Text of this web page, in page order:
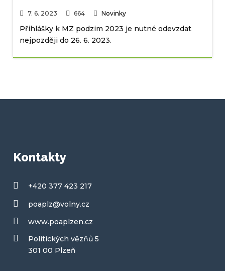
7. 6. 2023 664 Novinky
Přihlášky k MZ podzim 2023 je nutné odevzdat
nejpozději do 26. 6. 2023.
Kontakty
+420 377 423 217
poaplz@volny.cz
www.poaplzen.cz
Politických vězňů 5
301 00 Plzeň